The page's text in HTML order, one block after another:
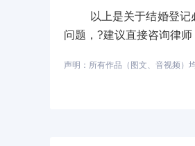
以上是关于结婚登记必
问题，?建议直接咨询律
声明：所有作品（图文、音视频）